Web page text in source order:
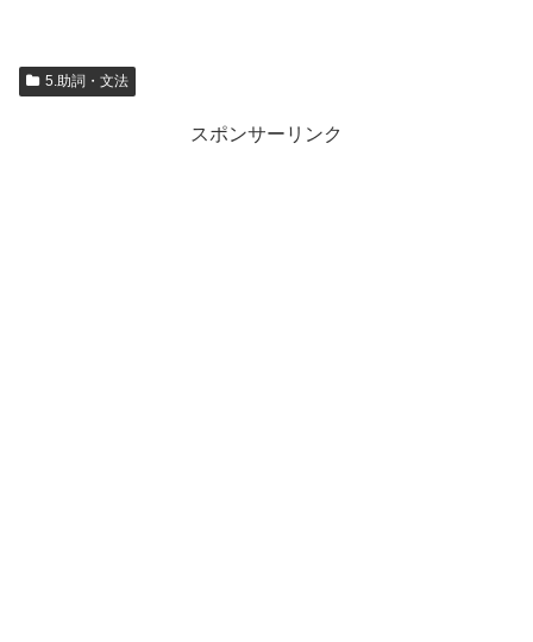
5.助詞・文法
スポンサーリンク